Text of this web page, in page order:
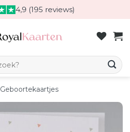
4,9 (195 reviews)
Geboortekaartjes